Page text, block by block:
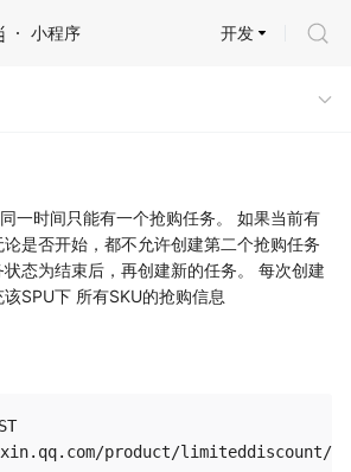
小程序 开发
一时间只能有一个抢购任务。 如果当前有
是否开始，都不允许创建第二个抢购任务
态为结束后，再创建新的任务。 每次创建
SPU下 所有SKU的抢购信息